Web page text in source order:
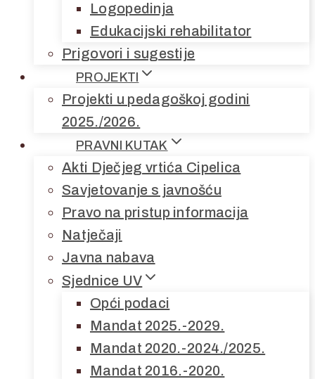
Logopedinja
Edukacijski rehabilitator
Prigovori i sugestije
PROJEKTI
Projekti u pedagoškoj godini
2025./2026.
PRAVNI KUTAK
Akti Dječjeg vrtića Cipelica
Savjetovanje s javnošću
Pravo na pristup informacija
Natječaji
Javna nabava
Sjednice UV
Opći podaci
Mandat 2025.-2029.
Mandat 2020.-2024./2025.
Mandat 2016.-2020.